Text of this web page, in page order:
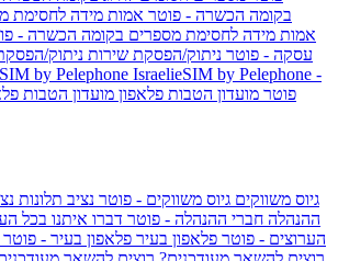
בקומה הכשרה - פוטר אמות מידה לחסימת
אמות מידה לחסימת מספרים בקומה הכשרה -
עסקה - פוטר ניתוק/הפסקת שירות ניתוק/
by Pelephone IsraelieSIM by Pelephone -
פוטר מועדון הטבות פלאפון מועדון הטבות
גיוס משווקים גיוס משווקים - פוטר נציב תלונות
ההנהלה חברי ההנהלה - פוטר דברו איתנו בכל
הערוצים - פוטר פלאפון בעיר פלאפון בעיר - פוטר